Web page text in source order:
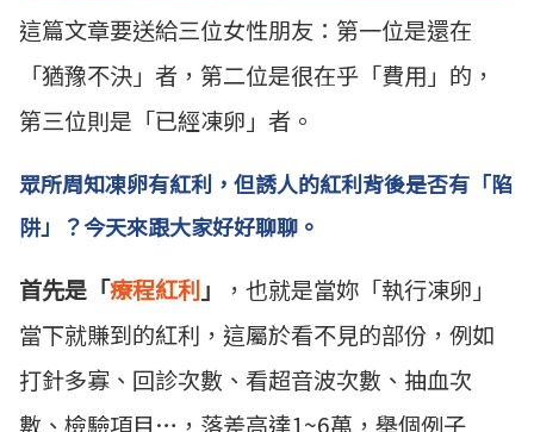
這篇文章要送給三位女性朋友：第一位是還在
「猶豫不決」者，第二位是很在乎「費用」的，
第三位則是「已經凍卵」者。
眾所周知凍卵有紅利，但誘人的紅利背後是否有「陷
阱」？今天來跟大家好好聊聊。
首先是「療程紅利」
，也就是當妳「執行凍卵」
當下就賺到的紅利，這屬於看不見的部份，例如
打針多寡、回診次數、看超音波次數、抽血次
數、檢驗項目…，落差高達1~6萬，舉個例子